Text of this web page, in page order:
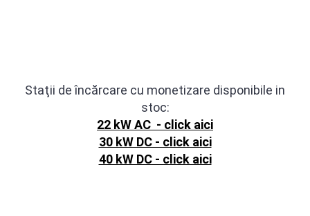
Staţii de încărcare cu monetizare disponibile in
stoc:
22 kW AC - click aici
30 kW DC - click aici
40 kW DC - click aici